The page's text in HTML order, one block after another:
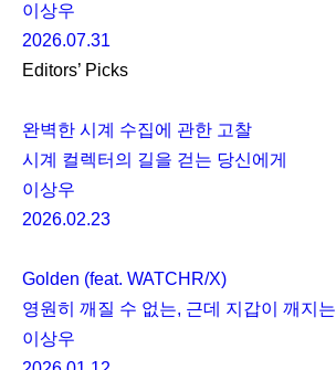
이상우
2026.07.31
Editors’ Picks
완벽한 시계 수집에 관한 고찰
시계 컬렉터의 길을 걷는 당신에게
이상우
2026.02.23
Golden (feat. WATCHR/X)
영원히 깨질 수 없는, 근데 지갑이 깨지는
이상우